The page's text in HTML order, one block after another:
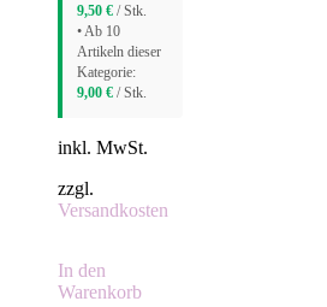
9,50 € / Stk.
• Ab 10
Artikeln dieser
Kategorie:
9,00 € / Stk.
inkl. MwSt.
zzgl.
Versandkosten
In den
Warenkorb